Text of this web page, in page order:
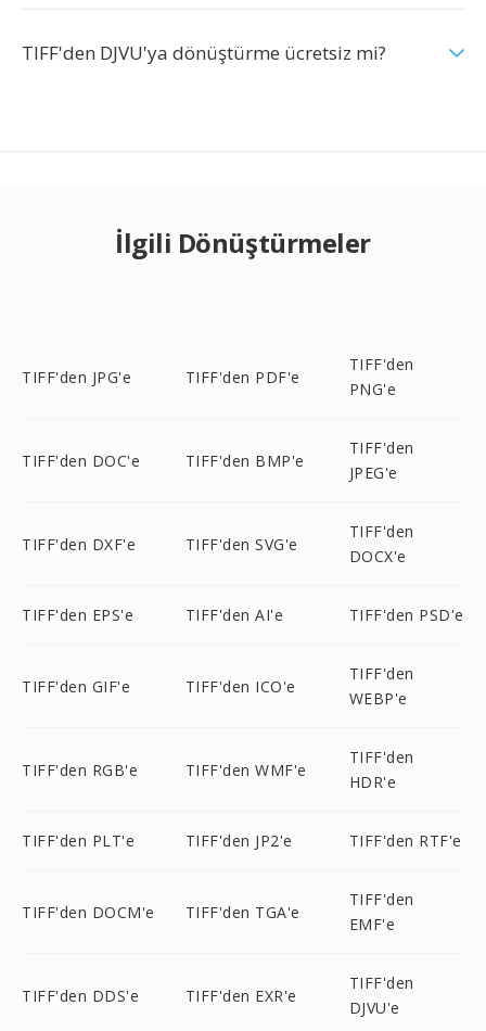
TIFF'den DJVU'ya dönüştürme ücretsiz mi?
İlgili Dönüştürmeler
TIFF'den JPG'e TIFF'den PDF'e
TIFF'den
PNG'e
TIFF'den DOC'e TIFF'den BMP'e
TIFF'den
JPEG'e
TIFF'den DXF'e TIFF'den SVG'e
TIFF'den
DOCX'e
TIFF'den EPS'e TIFF'den AI'e TIFF'den PSD'e
TIFF'den GIF'e TIFF'den ICO'e
TIFF'den
WEBP'e
TIFF'den RGB'e TIFF'den WMF'e
TIFF'den
HDR'e
TIFF'den PLT'e TIFF'den JP2'e TIFF'den RTF'e
TIFF'den DOCM'e TIFF'den TGA'e
TIFF'den
EMF'e
TIFF'den DDS'e TIFF'den EXR'e
TIFF'den
DJVU'e